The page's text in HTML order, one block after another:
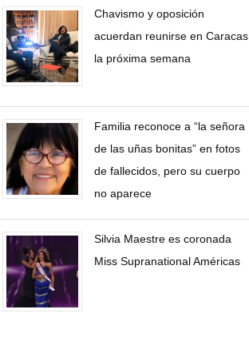
Chavismo y oposición
acuerdan reunirse en Caracas
la próxima semana
Familia reconoce a “la señora
de las uñas bonitas” en fotos
de fallecidos, pero su cuerpo
no aparece
Silvia Maestre es coronada
Miss Supranational Américas